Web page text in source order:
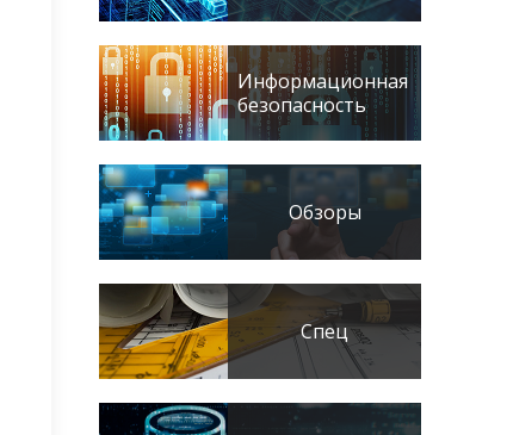
Информационная
безопасность
Обзоры
Спец